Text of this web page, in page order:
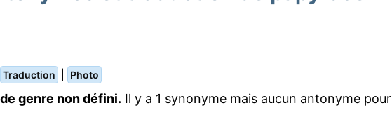
Traduction Photo
genre non défini. Il y a 1 synonyme mais aucun antonyme pour